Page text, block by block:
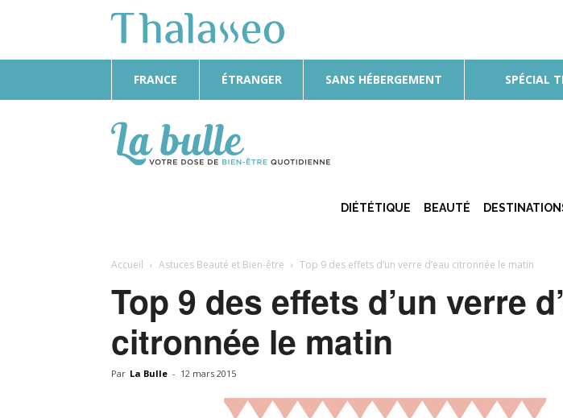
FRANCE ÉTRANGER SANS HÉBERGEMENT SPÉCIAL
Bulle
DIÉTÉTIQUE BEAUTÉ
Accueil Astuces Beauté et Bien-être Top 9 des effets d’un verre d’eau citronnée le matin
Top 9 des effets d’un verre
citronnée le matin
Par La Bulle - 12 mars 2015